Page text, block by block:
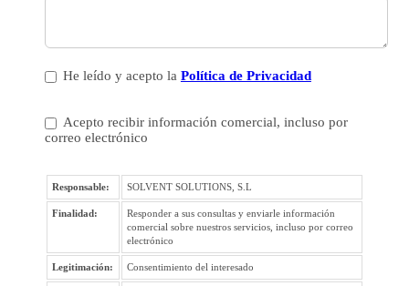
He leído y acepto la Política de Privacidad
Acepto recibir información comercial, incluso por
correo electrónico
Responsable: SOLVENT SOLUTIONS, S.L
Finalidad:
Responder a sus consultas y enviarle información
comercial sobre nuestros servicios, incluso por correo
electrónico
Legitimación: Consentimiento del interesado